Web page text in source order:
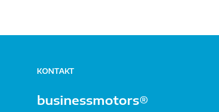
KONTAKT
businessmotors®